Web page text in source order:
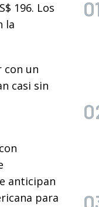
196. Los
la
con un
casi sin
anticipan
para